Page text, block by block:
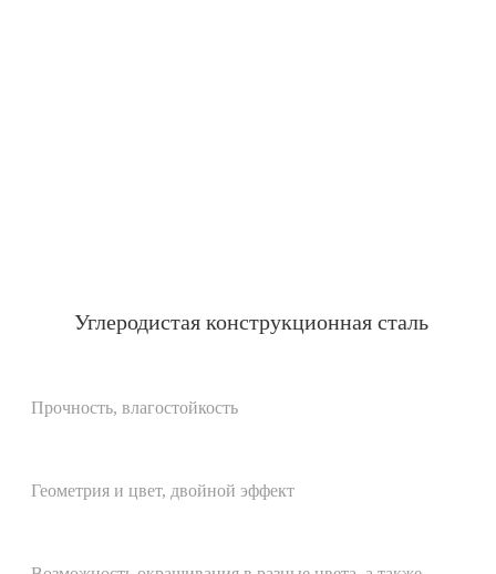
Углеродистая конструкционная сталь
Прочность, влагостойкость
Геометрия и цвет, двойной эффект